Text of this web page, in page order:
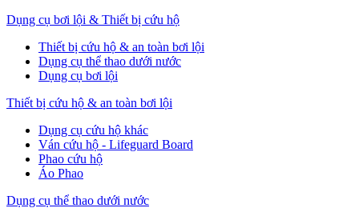
Dụng cụ bơi lội & Thiết bị cứu hộ
Thiết bị cứu hộ & an toàn bơi lội
Dụng cụ thể thao dưới nước
Dụng cụ bơi lội
Thiết bị cứu hộ & an toàn bơi lội
Dụng cụ cứu hộ khác
Ván cứu hộ - Lifeguard Board
Phao cứu hộ
Áo Phao
Dụng cụ thể thao dưới nước